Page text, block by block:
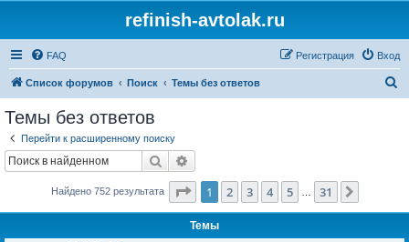
refinish-avtolak.ru
FAQ Вход
Регистрация
Список форумов Поиск Темы без ответов
Темы без ответов
Перейти к расширенному поиску
Поиск
Найдено 752 результата Страница из 31
1 2 3 4 5 31
Темы